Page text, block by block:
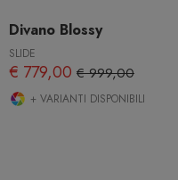
Divano Blossy
SLIDE
€ 779,00 € 999,00
+ VARIANTI DISPONIBILI